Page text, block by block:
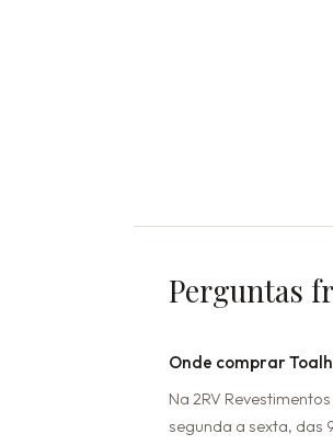
Perguntas
Onde comprar
Na 2RV
segunda a sexta, das